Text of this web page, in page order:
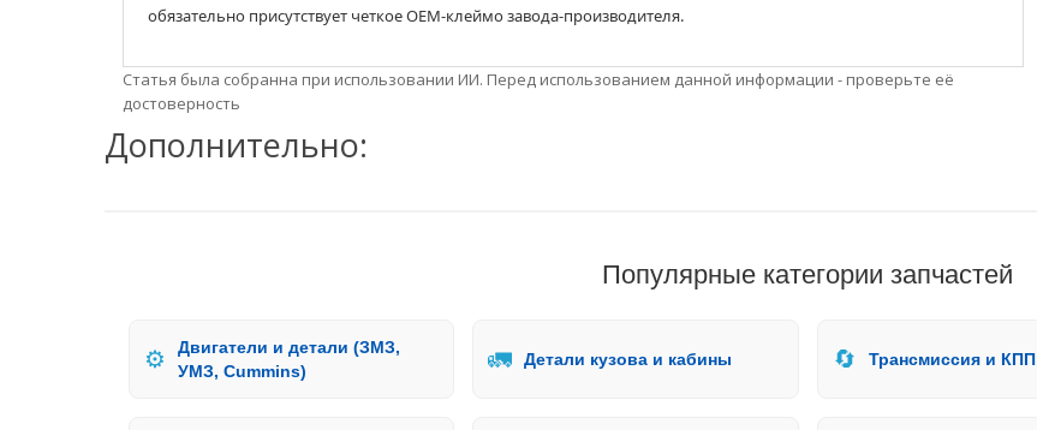
обязательно присутствует четкое ОЕМ-клеймо завода-производителя.
Статья была собранна при использовании ИИ. Перед использованием данной информации - проверьте её
достоверность
Дополнительно:
Популярные категории запчастей
⚙️
Двигатели и детали (ЗМЗ,
УМЗ, Cummins)
🚛 Детали кузова и кабины 🔄 Трансмиссия и КПП